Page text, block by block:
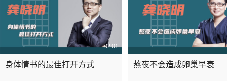
02:01
身体情书的最佳打开方式 熬夜不会造成卵巢早衰